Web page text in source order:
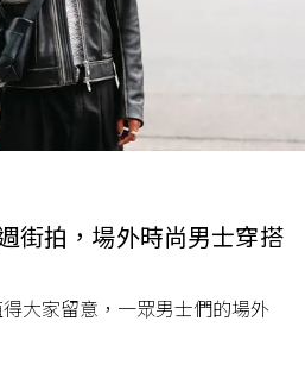
街拍，場外時尚男士穿搭
大家留意，一眾男士們的場外